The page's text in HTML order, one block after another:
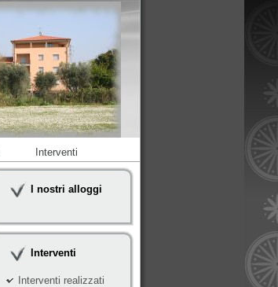
Interventi
I nostri alloggi
Interventi
Interventi realizzati